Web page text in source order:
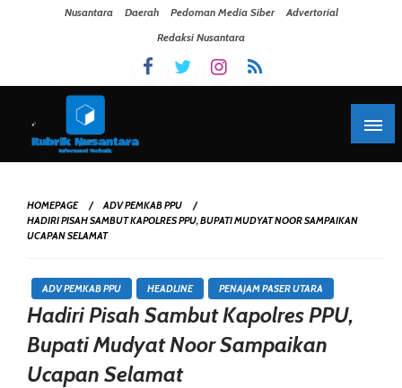
Nusantara Daerah Pedoman Media Siber
Advertorial
Redaksi Nusantara
HOMEPAGE
ADV PEMKAB PPU
HADIRI PISAH SAMBUT KAPOLRES PPU, BUPATI MUDYAT NOOR SAMPAIKAN
UCAPAN SELAMAT
ADV PEMKAB PPU HEADLINE PENAJAM PASER UTARA
Hadiri Pisah Sambut Kapolres PPU,
Bupati Mudyat Noor Sampaikan
Ucapan Selamat